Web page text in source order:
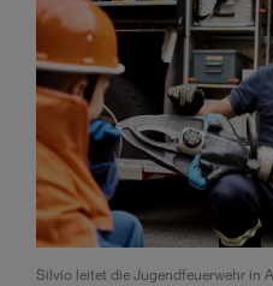
Silvio leitet die Jugendfeuerwehr in